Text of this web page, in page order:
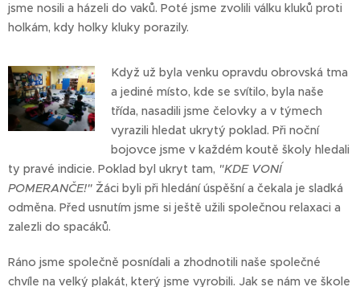
jsme nosili a házeli do vaků. Poté jsme zvolili válku kluků proti
holkám, kdy holky kluky porazily.
Když už byla venku opravdu obrovská tma
a jediné místo, kde se svítilo, byla naše
třída, nasadili jsme čelovky a v týmech
vyrazili hledat ukrytý poklad. Při noční
bojovce jsme v každém koutě školy hledali
ty pravé indicie. Poklad byl ukryt tam, "KDE VONÍ
POMERANČE!" Žáci byli při hledání úspěšní a čekala je sladká
odměna. Před usnutím jsme si ještě užili společnou relaxaci a
zalezli do spacáků.
Ráno jsme společně posnídali a zhodnotili naše společné
chvíle na velký plakát, který jsme vyrobili. Jak se nám ve škole